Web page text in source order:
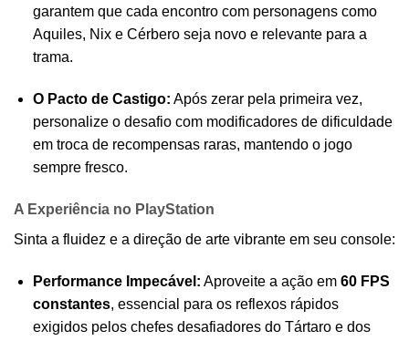
garantem que cada encontro com personagens como
Aquiles, Nix e Cérbero seja novo e relevante para a
trama.
O Pacto de Castigo: Após zerar pela primeira vez,
personalize o desafio com modificadores de dificuldade
em troca de recompensas raras, mantendo o jogo
sempre fresco.
A Experiência no PlayStation
Sinta a fluidez e a direção de arte vibrante em seu console:
Performance Impecável: Aproveite a ação em 60 FPS
constantes, essencial para os reflexos rápidos
exigidos pelos chefes desafiadores do Tártaro e dos